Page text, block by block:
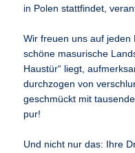
in Polen stattfindet,
Wir freuen uns auf jeden
schöne masurische
Haustür“ liegt,
durchzogen von
geschmückt mit
pur!
Und nicht nur das: Ihre